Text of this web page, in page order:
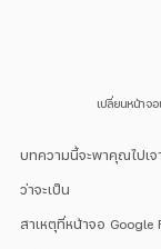
เปลี่ยนหน้าจ
บทความนี้จะพาคุณไปเ
ว่าจะเป็น
สาเหตุที่หน้าจอ